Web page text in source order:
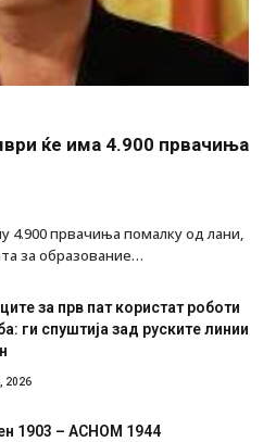
ќе има 4.900 првачиња
4.900 првачиња помалку од лани,
за образование…
за прв пат користат роботи
ги спуштија зад руските линии
2026
1903 – АСНОМ 1944